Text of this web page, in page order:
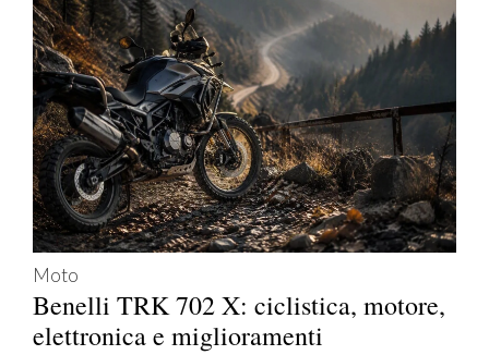
Moto
Benelli TRK 702 X: ciclistica, motore,
elettronica e miglioramenti